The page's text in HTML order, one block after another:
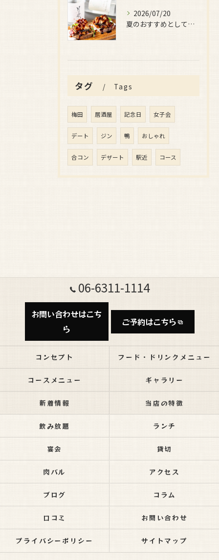
2026/07/20
夏のおすすめとしてぜひ味わっていただきたいのが、
タグ Tags
梅田 居酒屋 記念日 女子会
デート ジン 鴨 おしゃれ
合コン デザート 駅近 コース
06-6311-1114
お問い合わせはこち
ら
ご予約はこちら
コンセプト フード・ドリンクメニュー
コースメニュー ギャラリー
新着情報 当店の特徴
飲み放題 ランチ
宴会 貸切
肉バル アクセス
ブログ コラム
口コミ お問い合わせ
プライバシーポリシー サイトマップ